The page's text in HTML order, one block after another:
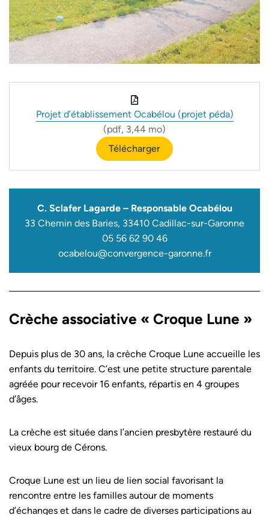
Projet d’établissement Ocabélou (projet péda)
(pdf, 3,44 mo)
Télécharger
C. Sclafer Lagarde – Responsable Ocabélou
33 Chemin des Baries, 33410 Cadillac-sur-Garonne
05 56 62 90 46
ocabelou@convergence-garonne.fr
Crèche associative « Croque Lune »
Depuis plus de 30 ans, la crèche Croque Lune accueille les
enfants du territoire. C’est une petite structure parentale
agréée pour recevoir 16 enfants, répartis en 4 groupes
d’âges.
La crèche est située dans l’ancien presbytère restauré du
vieux bourg de Cérons.
Croque Lune est un lieu de lien social favorisant la
rencontre entre les familles autour de moments
d’échanges et dans le cadre de diverses participations au